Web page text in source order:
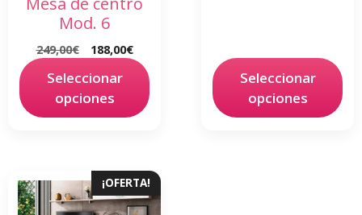
Mod. 6
249,00€ 188,00€
Seleccionar
opciones
Seleccionar
opciones
¡OFERTA!